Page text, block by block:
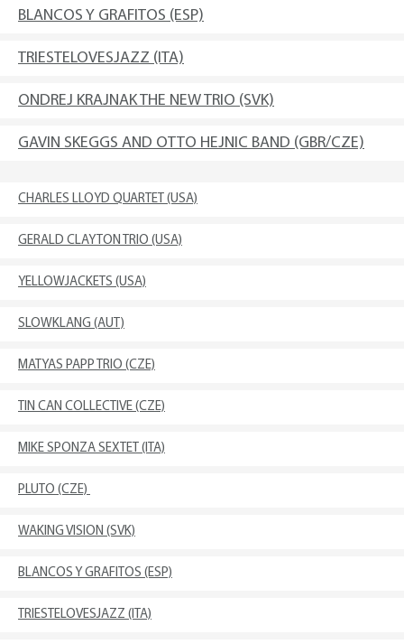
BLANCOS Y GRAFITOS (ESP)
TRIESTELOVESJAZZ (ITA)
ONDREJ KRAJNAK THE NEW TRIO (SVK)
GAVIN SKEGGS AND OTTO HEJNIC BAND (GBR/CZE)
CHARLES LLOYD QUARTET (USA)
GERALD CLAYTON TRIO (USA)
YELLOWJACKETS (USA)
SLOWKLANG (AUT)
MATYAS PAPP TRIO (CZE)
TIN CAN COLLECTIVE (CZE)
MIKE SPONZA SEXTET (ITA)
PLUTO (CZE)
WAKING VISION (SVK)
BLANCOS Y GRAFITOS (ESP)
TRIESTELOVESJAZZ (ITA)